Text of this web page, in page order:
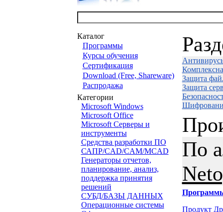
Каталог
Программы
Курсы обучения
Сертификация
Download (Free, Shareware)
Распродажа
Категории
Microsoft Windows
Microsoft Office
Microsoft Серверы и
инструменты
Средства разработки ПО
САПР/CAD/CAM/MCAD
Генераторы отчетов,
планирование, анализ,
поддержка принятия
решений
СУБД/БАЗЫ ДАННЫХ
Операционные системы
Защита
Защита
По
Продукт